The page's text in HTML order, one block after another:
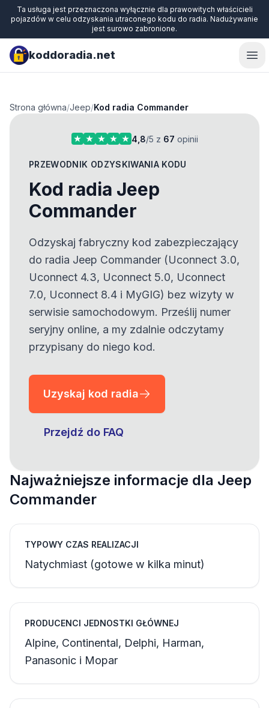
Ta usługa jest przeznaczona wyłącznie dla prawowitych właścicieli
pojazdów w celu odzyskania utraconego kodu do radia. Nadużywanie
jest surowo zabronione.
koddoradia.net
Strona główna/Jeep/Kod radia Commander
4,8/5 z 67 opinii
PRZEWODNIK ODZYSKIWANIA KODU
Kod radia Jeep
Commander
Odzyskaj fabryczny kod zabezpieczający
do radia Jeep Commander (Uconnect 3.0,
Uconnect 4.3, Uconnect 5.0, Uconnect
7.0, Uconnect 8.4 i MyGIG) bez wizyty w
serwisie samochodowym. Prześlij numer
seryjny online, a my zdalnie odczytamy
przypisany do niego kod.
Uzyskaj kod radia
Przejdź do FAQ
Najważniejsze informacje dla Jeep
Commander
TYPOWY CZAS REALIZACJI
Natychmiast (gotowe w kilka minut)
PRODUCENCI JEDNOSTKI GŁÓWNEJ
Alpine, Continental, Delphi, Harman,
Panasonic i Mopar